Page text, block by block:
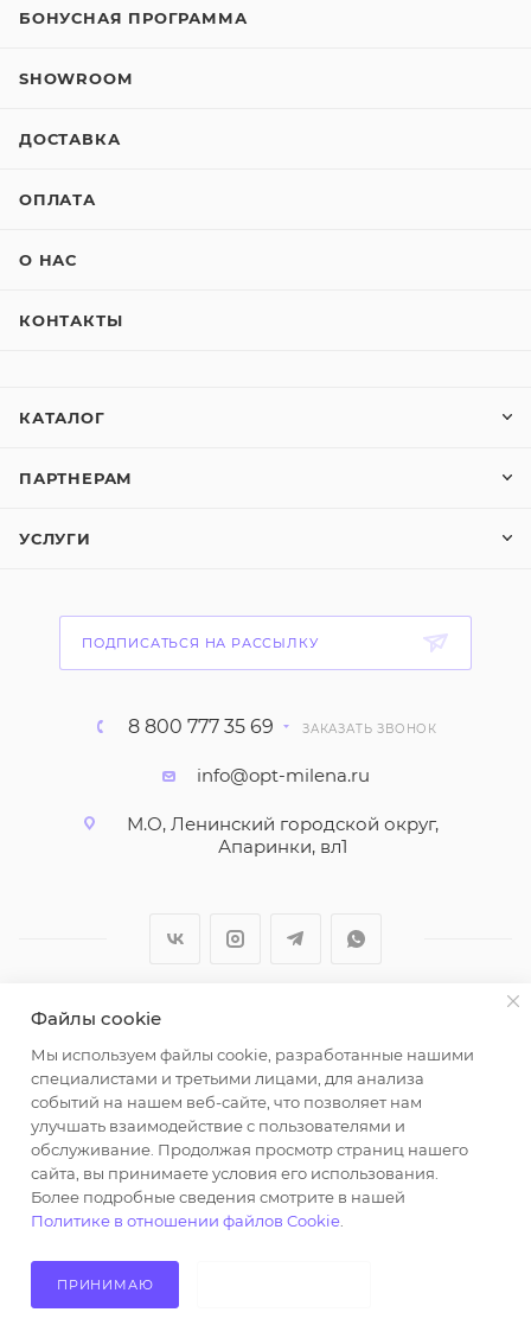
БОНУСНАЯ ПРОГРАММА
SHOWROOM
ДОСТАВКА
ОПЛАТА
О НАС
КОНТАКТЫ
КАТАЛОГ
ПАРТНЕРАМ
УСЛУГИ
ПОДПИСАТЬСЯ НА РАССЫЛКУ
8 800 777 35 69 ЗАКАЗАТЬ ЗВОНОК
info@opt-milena.ru
М.О, Ленинский городской округ,
Апаринки, вл1
2026 © ООО "Вайт Текстиль групп"
Любая информация на сайте носит справочный
характер и не является публичной офертой
определяемой положениями пункта 2 статьи 437
Гражданского кодекса Российской Федерации.
Использование любых материалов, опубликованных
на https://opt-milena.ru, допустимо только при
наличии письменного разрешения редакции и
активной ссылки на https://opt-milena.ru
Файлы cookie
Мы используем файлы cookie, разработанные нашими
специалистами и третьими лицами, для анализа
событий на нашем веб-сайте, что позволяет нам
улучшать взаимодействие с пользователями и
обслуживание. Продолжая просмотр страниц нашего
сайта, вы принимаете условия его использования.
Более подробные сведения смотрите в нашей
Политике в отношении файлов Cookie
ПРИНИМАЮ